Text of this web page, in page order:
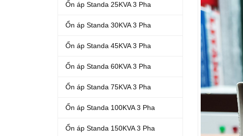
Ổn áp Standa 25KVA 3 Pha
Ổn áp Standa 30KVA 3 Pha
Ổn áp Standa 45KVA 3 Pha
Ổn áp Standa 60KVA 3 Pha
Ổn áp Standa 75KVA 3 Pha
Ổn áp Standa 100KVA 3 Pha
Ổn áp Standa 150KVA 3 Pha